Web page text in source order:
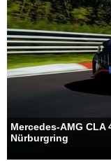
Mercedes-AMG
Nürburgring